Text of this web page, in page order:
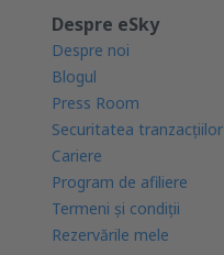
Despre eSky
Despre noi
Blogul
Press Room
Securitatea tranzacţiilor
Cariere
Program de afiliere
Termeni şi condiţii
Rezervările mele